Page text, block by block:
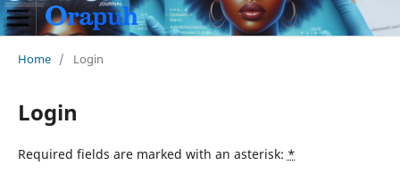
Home / Login
Login
Required fields are marked with an asterisk: *